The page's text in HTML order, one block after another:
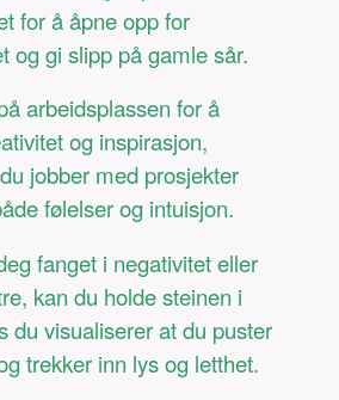
for å åpne opp for
og gi slipp på gamle sår.
arbeidsplassen for å
og inspirasjon,
jobber med prosjekter
følelser og intuisjon.
fanget i negativitet eller
kan du holde steinen i
du visualiserer at du puster
trekker inn lys og letthet.